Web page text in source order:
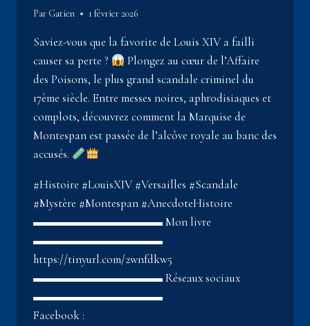
Par Gatien 1 février 2026
Saviez-vous que la favorite de Louis XIV a failli
causer sa perte ?
Plongez au cœur de l’Affaire
des Poisons, le plus grand scandale criminel du
17ème siècle. Entre messes noires, aphrodisiaques et
complots, découvrez comment la Marquise de
Montespan est passée de l’alcôve royale au banc des
accusés.
#Histoire #LouisXIV #Versailles #Scandale
#Mystère #Montespan #AnecdoteHistoire
▬▬▬▬▬▬▬▬▬▬▬ Mon livre
▬▬▬▬▬▬▬▬▬▬▬
https://tinyurl.com/2wnfdkw5
▬▬▬▬▬▬▬▬▬▬▬ Réseaux sociaux
▬▬▬▬▬▬▬▬▬▬▬
Facebook :